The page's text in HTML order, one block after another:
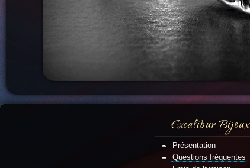
Excalibur Bijoux
Présentation
Questions fréquentes